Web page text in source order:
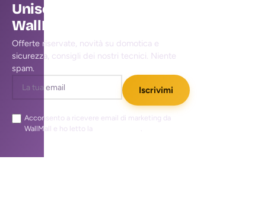
Unisciti alla community
WallMall
Offerte riservate, novità su domotica e
sicurezza, consigli dei nostri tecnici. Niente
spam.
Iscrivimi
Acconsento a ricevere email di marketing da
WallMall e ho letto la
.